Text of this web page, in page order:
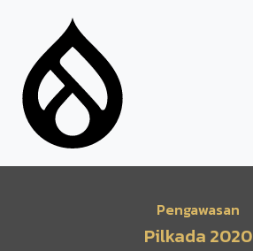
Pengawasan
Pilkada 2020